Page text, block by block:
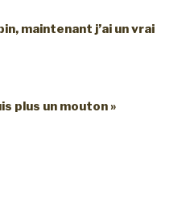
maintenant j’ai un vrai
plus un mouton »